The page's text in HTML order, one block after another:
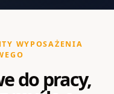
WYPOSAŻENIA
do pracy,